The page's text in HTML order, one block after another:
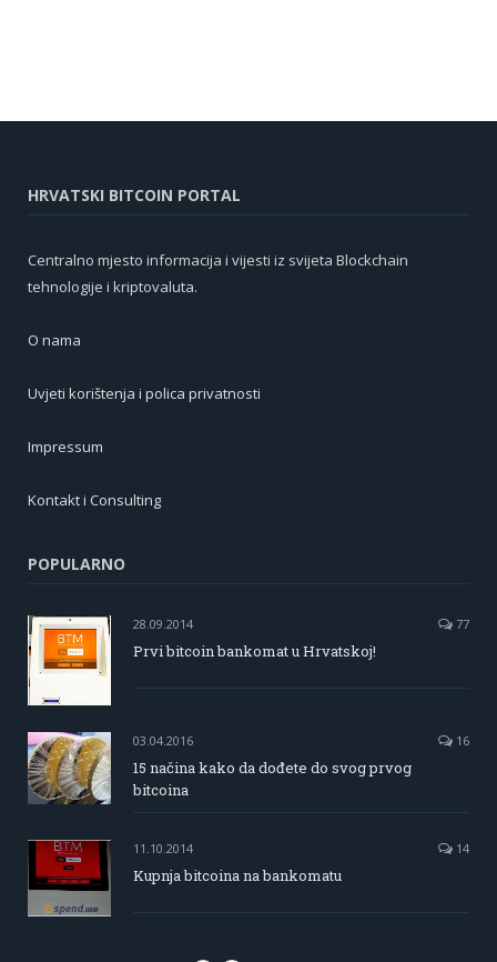
HRVATSKI BITCOIN PORTAL
Centralno mjesto informacija i vijesti iz svijeta Blockchain
tehnologije i kriptovaluta.
O nama
Uvjeti korištenja i polica privatnosti
Impressum
Kontakt i Consulting
POPULARNO
28.09.2014 77
Prvi bitcoin bankomat u Hrvatskoj!
03.04.2016 16
15 načina kako da dođete do svog prvog
bitcoina
11.10.2014 14
Kupnja bitcoina na bankomatu